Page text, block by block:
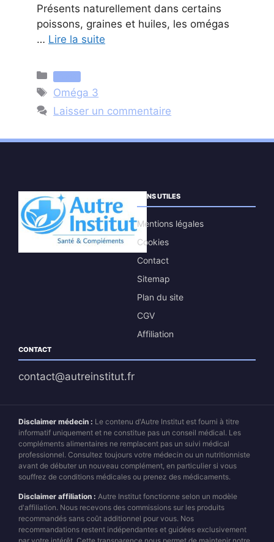
Présents naturellement dans certains
poissons, graines et huiles, les omégas
… Lire la suite
Catégories
Étiquettes
Oméga 3
Laisser un commentaire
LIENS UTILES
Mentions légales
Cookies
Contact
Sitemap
Plan du site
CGV
Affiliation
CONTACT
contact@autreinstitut.fr
Disclaimer médecin : Le contenu d'Autre Institut est fourni à titre
informatif uniquement et ne constitue pas un conseil médical. Les
compléments alimentaires ne remplacent pas un suivi médical
professionnel. Consultez toujours votre médecin ou un nutritionniste
avant de débuter un nouveau complément, en particulier si vous
souffrez de conditions médicales ou prenez des médicaments.
Disclaimer affiliation : Autre Institut fonctionne selon un modèle
d'affiliation. Nous recevons des commissions sur les produits
recommandés sans coût additionnel pour vous. Nos
recommandations restent indépendantes et guidées exclusivement